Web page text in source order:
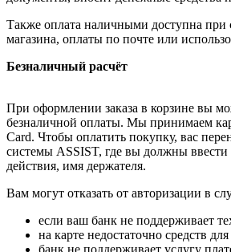
Также оплата наличными доступна при
магазина, оплаты по почте или
Безналичный расчёт
При оформлении заказа в корзине вы
безналичной оплаты. Мы принимаем
Card. Чтобы оплатить покупку, вас
системы ASSIST, где вы должны
действия, имя держателя.
Вам могут отказать от авторизации в
если ваш банк не поддерживает
на карте недостаточно средств
банк не поддерживает услугу